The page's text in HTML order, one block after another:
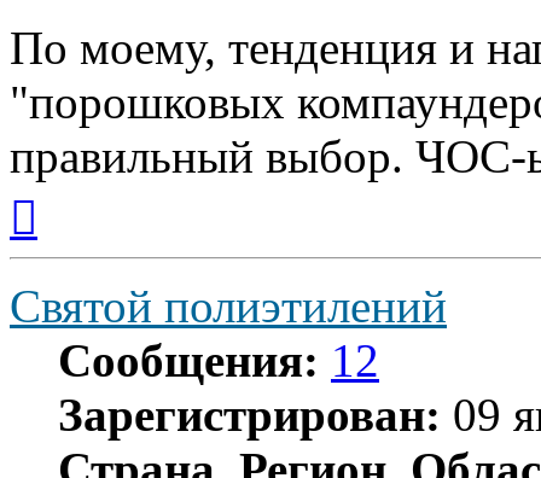
По моему, тенденция и
"порошковых
правильный выбор. ЧОС-ы
началу
Святой полиэтилений
Сообщения: 12
Зарегистрирован: 09